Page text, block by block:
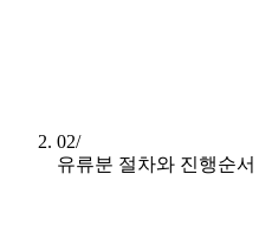
02/
유류분 절차와 진행순서